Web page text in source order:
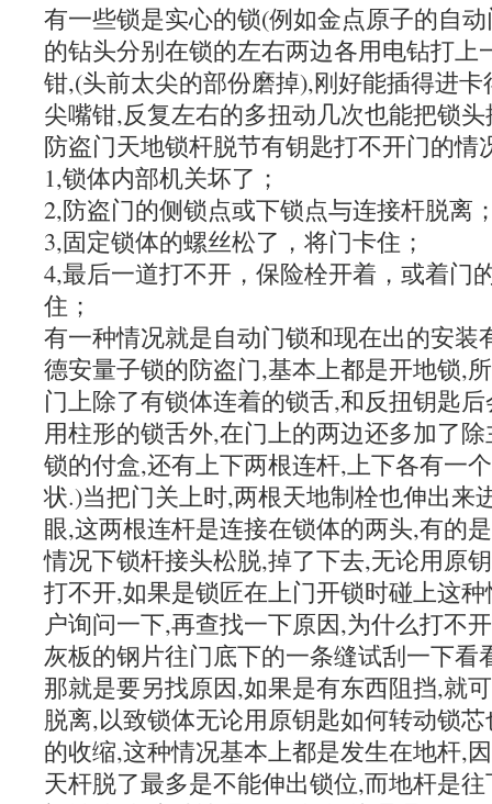
有一些锁是实心的锁(例如金点原子的自
的钻头分别在锁的左右两边各用电钻打上
钳,(头前太尖的部份磨掉),刚好能插得进
尖嘴钳,反复左右的多扭动几次也能把锁头
防盗门天地锁杆脱节有钥匙打不开门的情
1,锁体内部机关坏了；
2,防盗门的侧锁点或下锁点与连接杆脱离
3,固定锁体的螺丝松了，将门卡住；
4,最后一道打不开，保险栓开着，或着门
住；
有一种情况就是自动门锁和现在出的安装
德安量子锁的防盗门,基本上都是开地锁,
门上除了有锁体连着的锁舌,和反扭钥匙
用柱形的锁舌外,在门上的两边还多加了
锁的付盒,还有上下两根连杆,上下各有一
状.)当把门关上时,两根天地制栓也伸出来
眼,这两根连杆是连接在锁体的两头,有的
情况下锁杆接头松脱,掉了下去,无论用原
打不开,如果是锁匠在上门开锁时碰上这
户询问一下,再查找一下原因,为什么打不
灰板的钢片往门底下的一条缝试刮一下看
那就是要另找原因,如果是有东西阻挡,就
脱离,以致锁体无论用原钥匙如何转动锁
的收缩,这种情况基本上都是发生在地杆,
天杆脱了最多是不能伸出锁位,而地杆是